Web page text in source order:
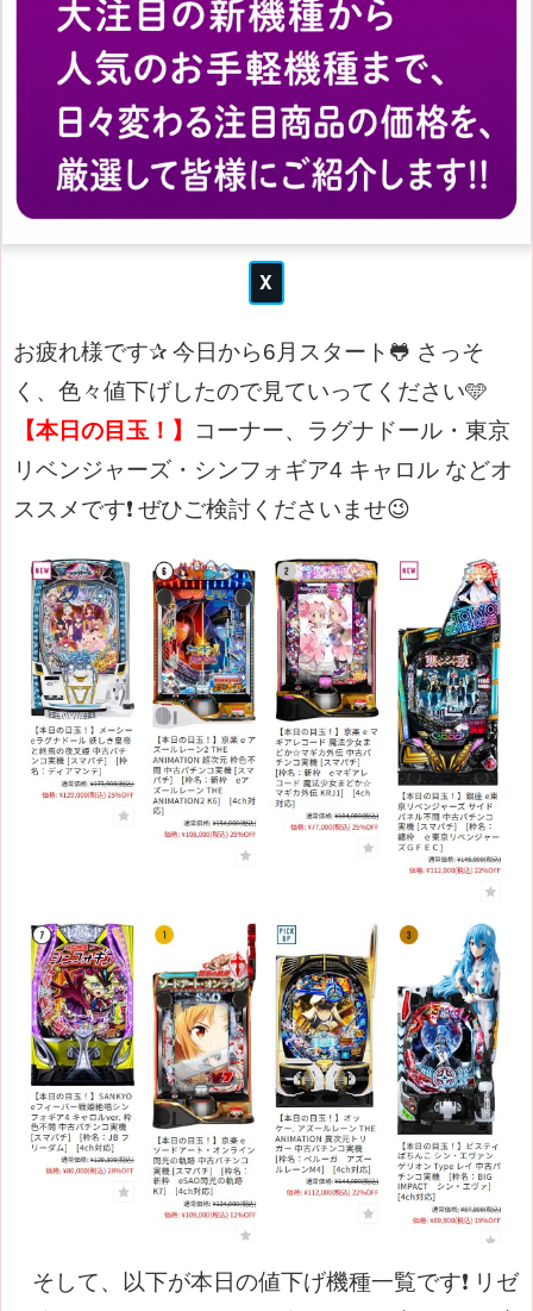
お疲れ様です✰ 今日から6月スタート🐸 さっそ
く、色々値下げしたので見ていってください🩵
【本日の目玉！】
コーナー、ラグナドール・ 東京
リベンジャーズ・シンフォギア4 キャロル などオ
ススメです❗ ぜひご検討くださいませ😉
そして、以下が本日の値下げ機種一覧です❗ リゼ